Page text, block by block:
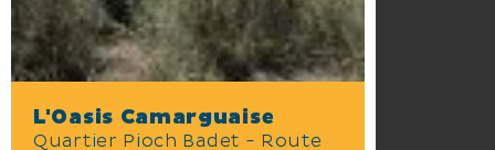
L'Oasis Camarguaise
Quartier Pioch Badet - Route